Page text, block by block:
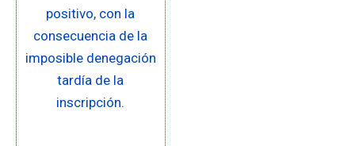
positivo, con la
consecuencia de la
imposible denegación
tardía de la
inscripción.